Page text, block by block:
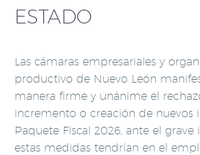
ESTADO
Las cámaras empresariales y
productivo de Nuevo León
manera firme y unánime el
incremento o creación de nuevos
Paquete Fiscal 2026, ante el
estas medidas tendrían en el